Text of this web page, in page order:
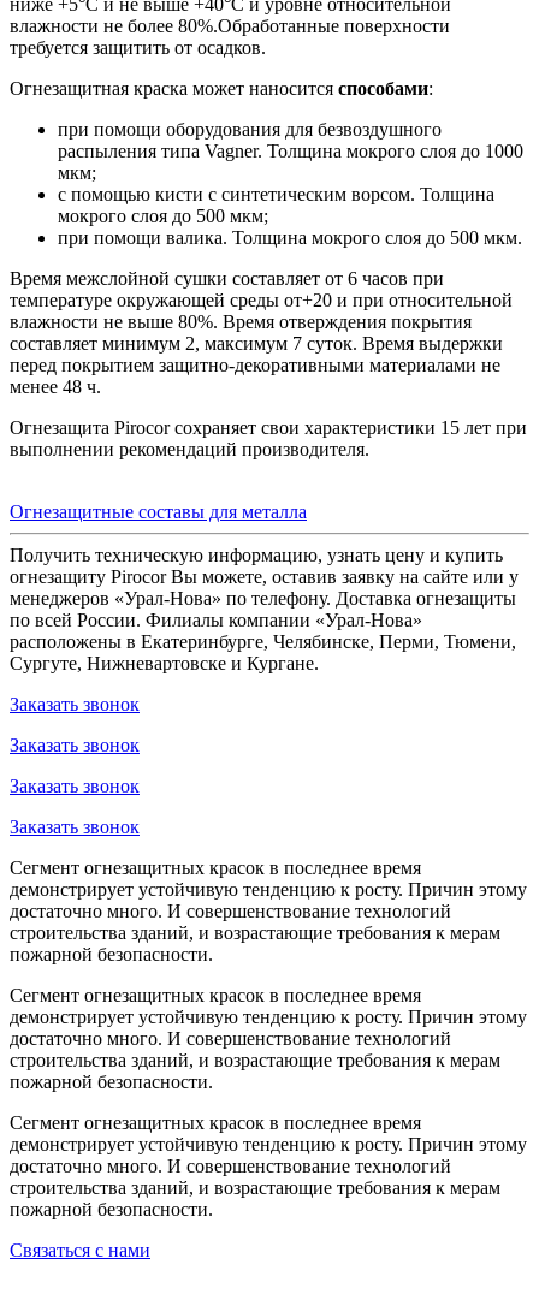
ниже +5°C и не выше +40°C и уровне относительной
влажности не более 80%.Обработанные поверхности
требуется защитить от осадков.
Огнезащитная краска может наносится способами:
при помощи оборудования для безвоздушного
распыления типа Vagner. Толщина мокрого слоя до 1000
мкм;
c помощью кисти с синтетическим ворсом. Толщина
мокрого слоя до 500 мкм;
при помощи валика. Толщина мокрого слоя до 500 мкм.
Время межслойной сушки составляет от 6 часов при
температуре окружающей среды от+20 и при относительной
влажности не выше 80%. Время отверждения покрытия
составляет минимум 2, максимум 7 суток. Время выдержки
перед покрытием защитно-декоративными материалами не
менее 48 ч.
Огнезащита Pirocor сохраняет свои характеристики 15 лет при
выполнении рекомендаций производителя.
Огнезащитные составы для металла
Получить техническую информацию, узнать цену и купить
огнезащиту Pirocor Вы можете, оставив заявку на сайте или у
менеджеров «Урал-Нова» по телефону. Доставка огнезащиты
по всей России. Филиалы компании «Урал-Нова»
расположены в Екатеринбурге, Челябинске, Перми, Тюмени,
Сургуте, Нижневартовске и Кургане.
Заказать звонок
Заказать звонок
Заказать звонок
Заказать звонок
Сегмент огнезащитных красок в последнее время
демонстрирует устойчивую тенденцию к росту. Причин этому
достаточно много. И совершенствование технологий
строительства зданий, и возрастающие требования к мерам
пожарной безопасности.
Сегмент огнезащитных красок в последнее время
демонстрирует устойчивую тенденцию к росту. Причин этому
достаточно много. И совершенствование технологий
строительства зданий, и возрастающие требования к мерам
пожарной безопасности.
Сегмент огнезащитных красок в последнее время
демонстрирует устойчивую тенденцию к росту. Причин этому
достаточно много. И совершенствование технологий
строительства зданий, и возрастающие требования к мерам
пожарной безопасности.
Связаться с нами